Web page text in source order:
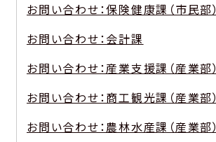
お問い合わせ：保険健康課（市民部）
お問い合わせ：会計課
お問い合わせ：産業支援課（産業部）
お問い合わせ：商工観光課（産業部）
お問い合わせ：農林水産課（産業部）